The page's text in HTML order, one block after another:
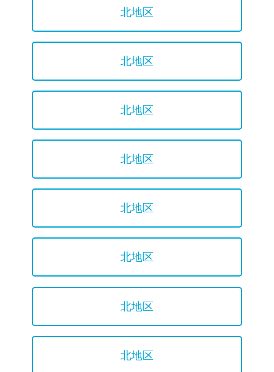
北地区
北地区
北地区
北地区
北地区
北地区
北地区
北地区